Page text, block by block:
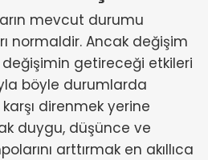
mevcut durumu
normaldir. Ancak değişim
getireceği etkileri
böyle durumlarda
direnmek yerine
duygu, düşünce ve
arttırmak en akıllıca